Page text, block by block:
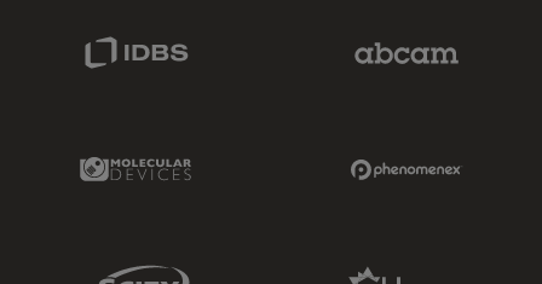
Molecular Devices Link
Sciex Link